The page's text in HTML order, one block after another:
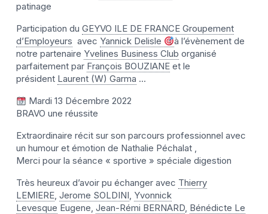
patinage
Participation du GEYVO ILE DE FRANCE Groupement
d’Employeurs avec Yannick Delisle
à l’évènement de
notre partenaire Yvelines Business Club organisé
parfaitement par François BOUZIANE et le
président Laurent (W) Garma …
Mardi 13 Décembre 2022
BRAVO une réussite
Extraordinaire récit sur son parcours professionnel avec
un humour et émotion de Nathalie Péchalat ,
Merci pour la séance « sportive » spéciale digestion
Très heureux d’avoir pu échanger avec Thierry
LEMIERE, Jerome SOLDINI, Yvonnick
Levesque Eugene, Jean-Rémi BERNARD, Bénédicte Le